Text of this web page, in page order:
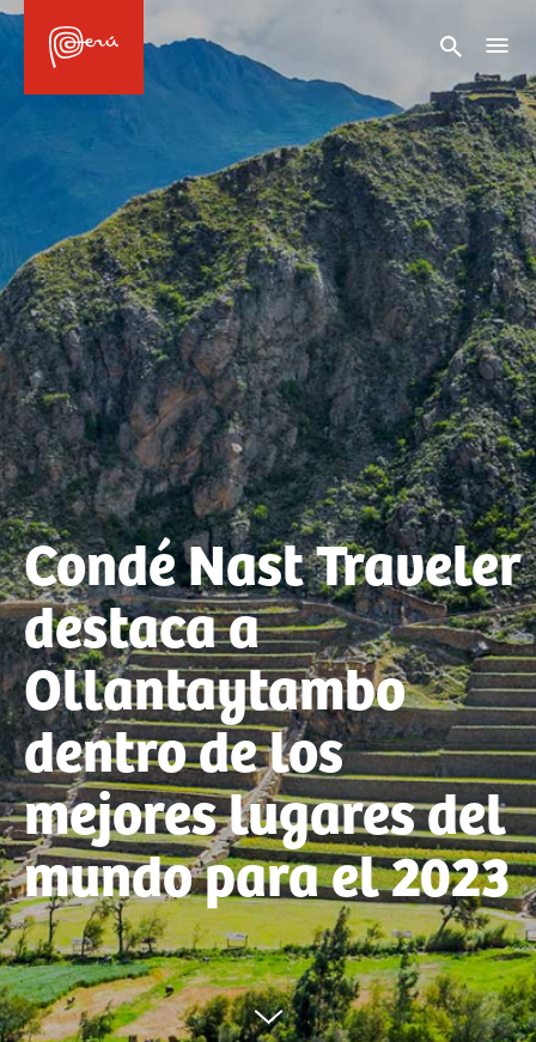
Condé Nast Traveler
destaca a
Ollantaytambo
dentro de los
mejores lugares del
mundo para el 2023